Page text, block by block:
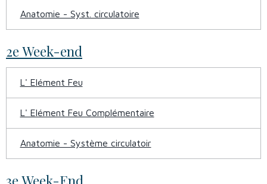
Anatomie - Syst. circulatoire
2e Week-end
L' Elément Feu
L' Elément Feu Complémentaire
Anatomie - Système circulatoir
3e Week-End